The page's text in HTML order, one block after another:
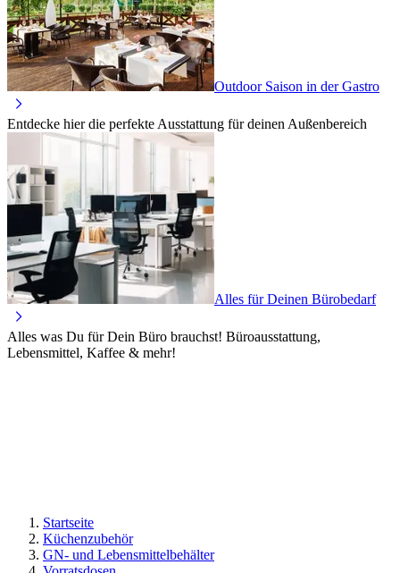
Outdoor Saison in der Gastro
Entdecke hier die perfekte Ausstattung für deinen Außenbereich
Alles für Deinen Bürobedarf
Alles was Du für Dein Büro brauchst! Büroausstattung,
Lebensmittel, Kaffee & mehr!
Startseite
Küchenzubehör
GN- und Lebensmittelbehälter